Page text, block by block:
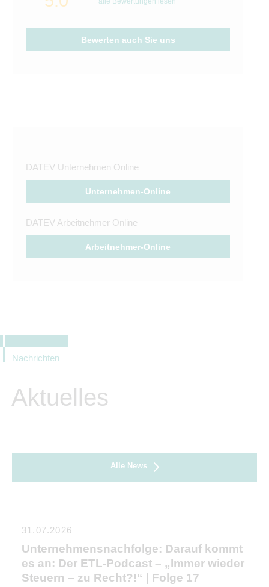
Bewerten auch Sie uns
DATEV Unternehmen Online
Unternehmen-Online
DATEV Arbeitnehmer Online
Arbeitnehmer-Online
Nachrichten
Aktuelles
Alle News
31.07.2026
Unternehmensnachfolge: Darauf kommt
es an: Der ETL-Podcast – „Immer wieder
Steuern – zu Recht?!“ | Folge 17